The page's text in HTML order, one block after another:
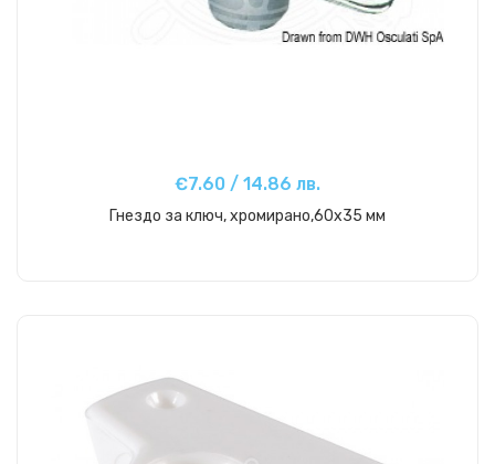
€7.60 / 14.86 лв.
Гнездо за ключ, хромирано,60x35 мм